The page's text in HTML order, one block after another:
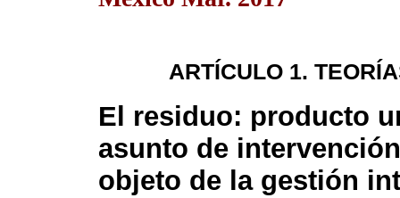
ARTÍCULO 1.
El residuo: producto
asunto de
objeto de la gestión